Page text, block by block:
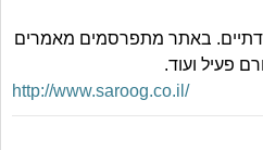
דתיים. באתר מתפרסמים מאמרים
פעיל ועוד.
http://www.saroog.co.il/